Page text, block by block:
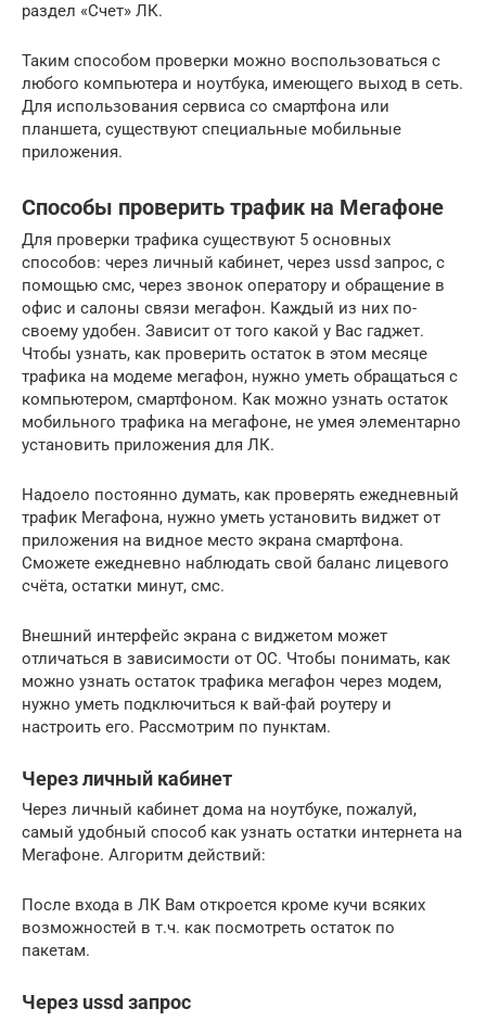
раздел «Счет» ЛК.
Таким способом проверки можно воспользоваться с
любого компьютера и ноутбука, имеющего выход в сеть.
Для использования сервиса со смартфона или
планшета, существуют специальные мобильные
приложения.
Способы проверить трафик на Мегафоне
Для проверки трафика существуют 5 основных
способов: через личный кабинет, через ussd запрос, с
помощью смс, через звонок оператору и обращение в
офис и салоны связи мегафон. Каждый из них по-
своему удобен. Зависит от того какой у Вас гаджет.
Чтобы узнать, как проверить остаток в этом месяце
трафика на модеме мегафон, нужно уметь обращаться с
компьютером, смартфоном. Как можно узнать остаток
мобильного трафика на мегафоне, не умея элементарно
установить приложения для ЛК.
Надоело постоянно думать, как проверять ежедневный
трафик Мегафона, нужно уметь установить виджет от
приложения на видное место экрана смартфона.
Сможете ежедневно наблюдать свой баланс лицевого
счёта, остатки минут, смс.
Внешний интерфейс экрана с виджетом может
отличаться в зависимости от ОС. Чтобы понимать, как
можно узнать остаток трафика мегафон через модем,
нужно уметь подключиться к вай-фай роутеру и
настроить его. Рассмотрим по пунктам.
Через личный кабинет
Через личный кабинет дома на ноутбуке, пожалуй,
самый удобный способ как узнать остатки интернета на
Мегафоне. Алгоритм действий:
После входа в ЛК Вам откроется кроме кучи всяких
возможностей в т.ч. как посмотреть остаток по
пакетам.
Через ussd запрос